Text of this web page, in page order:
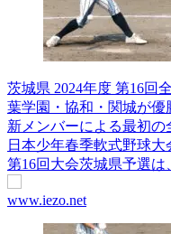
茨城県 2024年度 第16回
葉学園・協和・関城が優
新メンバーによる最初
日本少年春季軟式野球大
第16回大会茨城県予選は
www.iezo.net